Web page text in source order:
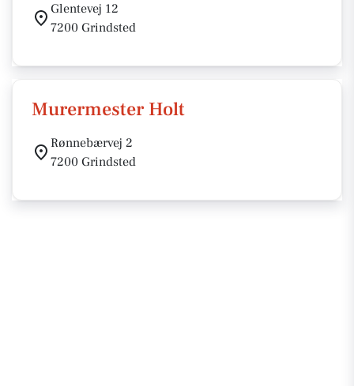
Glentevej 12
7200 Grindsted
Murermester Holt
Rønnebærvej 2
7200 Grindsted